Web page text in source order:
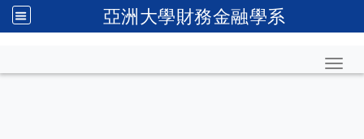
亞洲大學財務金融學系